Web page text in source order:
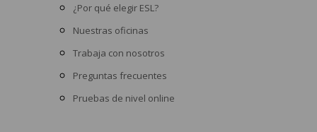
¿Por qué elegir ESL?
Nuestras oficinas
Trabaja con nosotros
Preguntas frecuentes
Pruebas de nivel online